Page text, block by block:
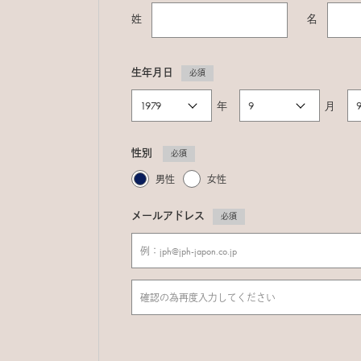
姓 名
生年月日 必須
年 月
性別 必須
男性 女性
メールアドレス 必須